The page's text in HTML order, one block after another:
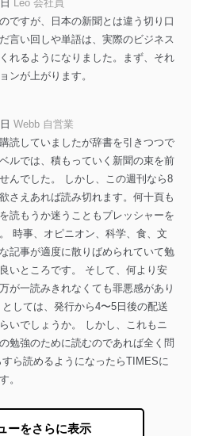
Leo 会社員
ですが、日本の新聞とは違う切り口
言い回しや単語は、実際のビジネス
れるようになりました。まず、それ
ンが上がります。
Webb 自営業
読していましたが辞書を引きつつで
ルでは、積もっていく新聞の束を前
んでした。 しかし、この週刊なら8
さえあれば読み切れます。何十頁も
読もうか迷うこともプレッシャーを
時事、オピニオン、科学、食、文
記事が適度に散りばめられていて勉
いところです。 そして、何より安
が一読みきれなくても罪悪感があり
しては、発行から4〜5日後の配送
いでしょうか。 しかし、これもニ
勉強のために読むのであれば全く問
ら読めるようになったらTIMESに
。
ーをさらに表示